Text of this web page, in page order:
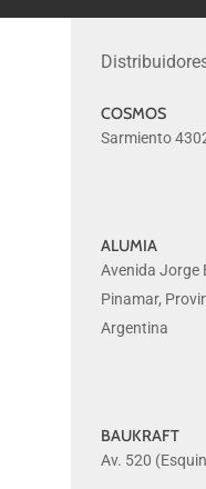
COSMOS
COSMOS
Sarmiento
ALUMIA
ALUMIA
Avenida Jorge
Pinamar,
Argentina
BAUKRAFT
BAUKRAFT
Av. 520